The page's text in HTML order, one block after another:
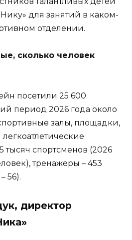
для занятий в каком-
отделении.
сколько человек
посетили 25 600
период 2026 года около
залы, площадки,
тысяч спортсменов (2026
тренажеры – 453
56).
директор